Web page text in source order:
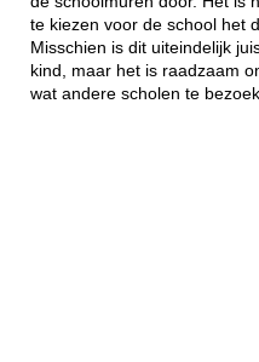
te kiezen voor de school het
Misschien is dit uiteindelijk
kind, maar het is raadzaam
wat andere scholen te